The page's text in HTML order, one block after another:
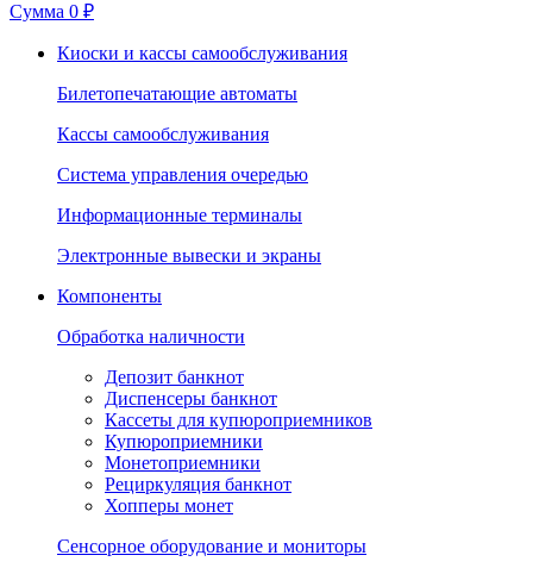
Сумма 0 ₽
Киоски и кассы самообслуживания
Билетопечатающие автоматы
Кассы самообслуживания
Система управления очередью
Информационные терминалы
Электронные вывески и экраны
Компоненты
Обработка наличности
Депозит банкнот
Диспенсеры банкнот
Кассеты для купюроприемников
Купюроприемники
Монетоприемники
Рециркуляция банкнот
Хопперы монет
Сенсорное оборудование и мониторы